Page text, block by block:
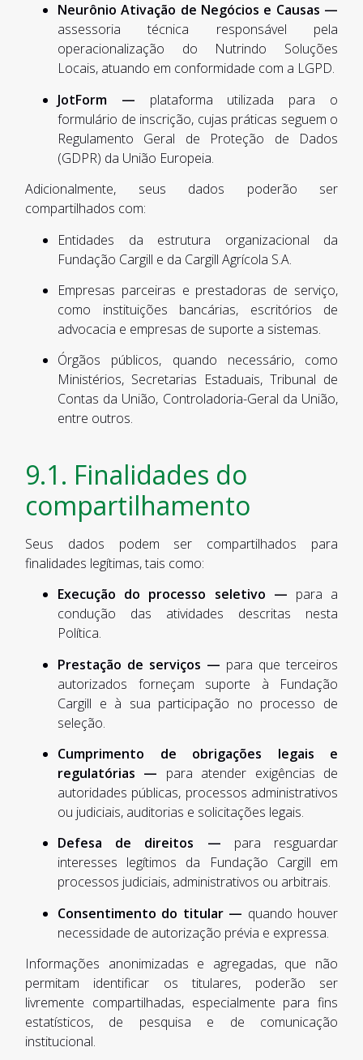
Neurônio Ativação de Negócios e Causas —
assessoria técnica responsável pela
operacionalização do Nutrindo Soluções
Locais, atuando em conformidade com a LGPD.
JotForm — plataforma utilizada para o
formulário de inscrição, cujas práticas seguem o
Regulamento Geral de Proteção de Dados
(GDPR) da União Europeia.
Adicionalmente, seus dados poderão ser
compartilhados com:
Entidades da estrutura organizacional da
Fundação Cargill e da Cargill Agrícola S.A.
Empresas parceiras e prestadoras de serviço,
como instituições bancárias, escritórios de
advocacia e empresas de suporte a sistemas.
Órgãos públicos, quando necessário, como
Ministérios, Secretarias Estaduais, Tribunal de
Contas da União, Controladoria-Geral da União,
entre outros.
9.1. Finalidades do
compartilhamento
Seus dados podem ser compartilhados para
finalidades legítimas, tais como:
Execução do processo seletivo — para a
condução das atividades descritas nesta
Política.
Prestação de serviços — para que terceiros
autorizados forneçam suporte à Fundação
Cargill e à sua participação no processo de
seleção.
Cumprimento de obrigações legais e
regulatórias — para atender exigências de
autoridades públicas, processos administrativos
ou judiciais, auditorias e solicitações legais.
Defesa de direitos — para resguardar
interesses legítimos da Fundação Cargill em
processos judiciais, administrativos ou arbitrais.
Consentimento do titular — quando houver
necessidade de autorização prévia e expressa.
Informações anonimizadas e agregadas, que não
permitam identificar os titulares, poderão ser
livremente compartilhadas, especialmente para fins
estatísticos, de pesquisa e de comunicação
institucional.